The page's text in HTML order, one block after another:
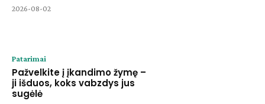
2026-08-02
Patarimai
Pažvelkite į įkandimo žymę –
ji išduos, koks vabzdys jus
sugėlė